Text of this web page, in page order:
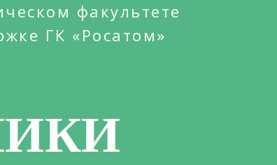
факультете
ГК «Росатом»